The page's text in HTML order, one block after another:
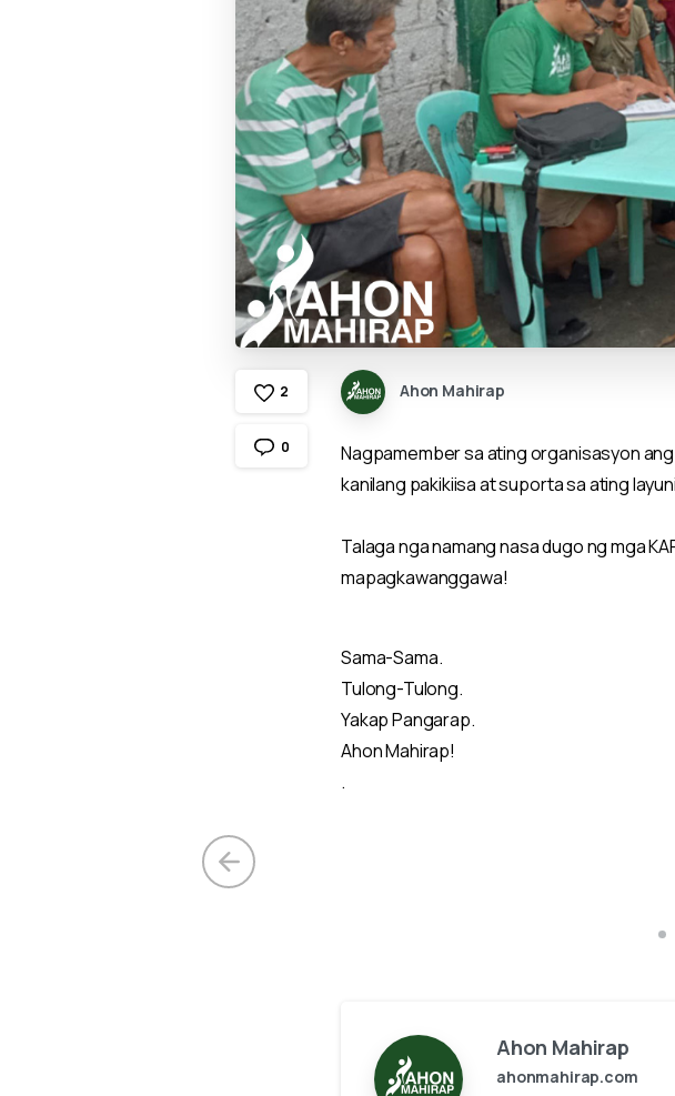
2
0
Ahon Mahirap
Nagpamember sa ating organisasyon
kanilang pakikiisa at suporta sa ating
Talaga nga namang nasa dugo ng mga
mapagkawanggawa!
Sama-Sama.
Tulong-Tulong.
Yakap Pangarap.
Ahon Mahirap!
.
Ahon Mahirap
ahonmahirap.com